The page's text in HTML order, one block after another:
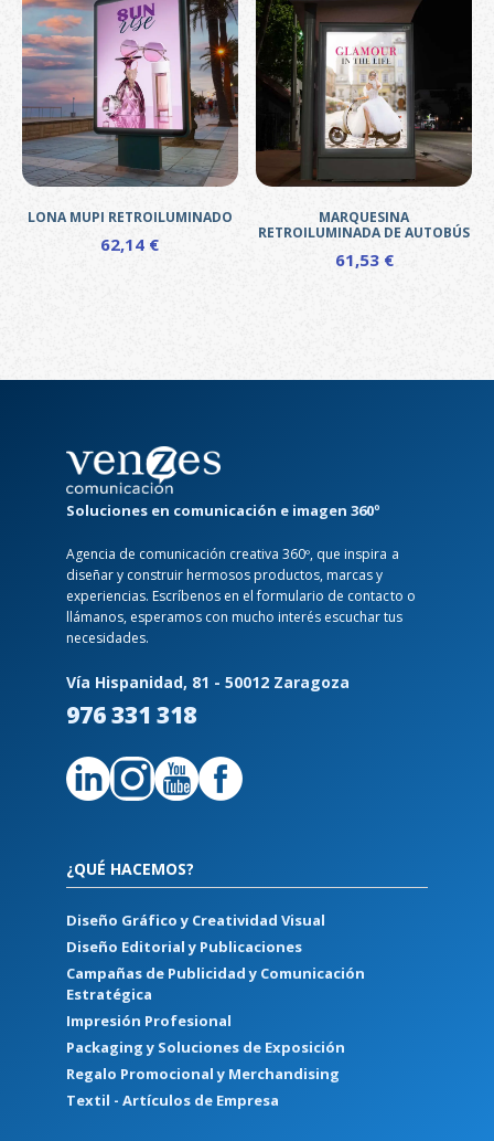
LONA MUPI RETROILUMINADO
62,14 €
pueden
página
producto
MARQUESINA
RETROILUMINADA DE AUTOBÚS
61,53 €
elegir
la
página
de
Soluciones en comunicación e imagen 360º
Agencia de comunicación creativa 360º, que inspira a
diseñar y construir hermosos productos, marcas y
experiencias. Escríbenos en el formulario de contacto o
llámanos, esperamos con mucho interés escuchar tus
necesidades.
Vía Hispanidad, 81 - 50012 Zaragoza
976 331 318
¿QUÉ HACEMOS?
Diseño Gráfico y Creatividad Visual
Diseño Editorial y Publicaciones
Campañas de Publicidad y Comunicación
Estratégica
Impresión Profesional
Packaging y Soluciones de Exposición
Regalo Promocional y Merchandising
Textil - Artículos de Empresa